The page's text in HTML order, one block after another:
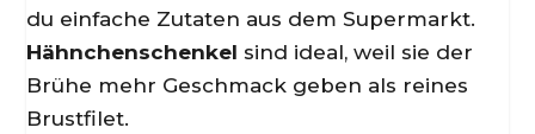
du einfache Zutaten aus dem Supermarkt.
Hähnchenschenkel sind ideal, weil sie der
Brühe mehr Geschmack geben als reines
Brustfilet.